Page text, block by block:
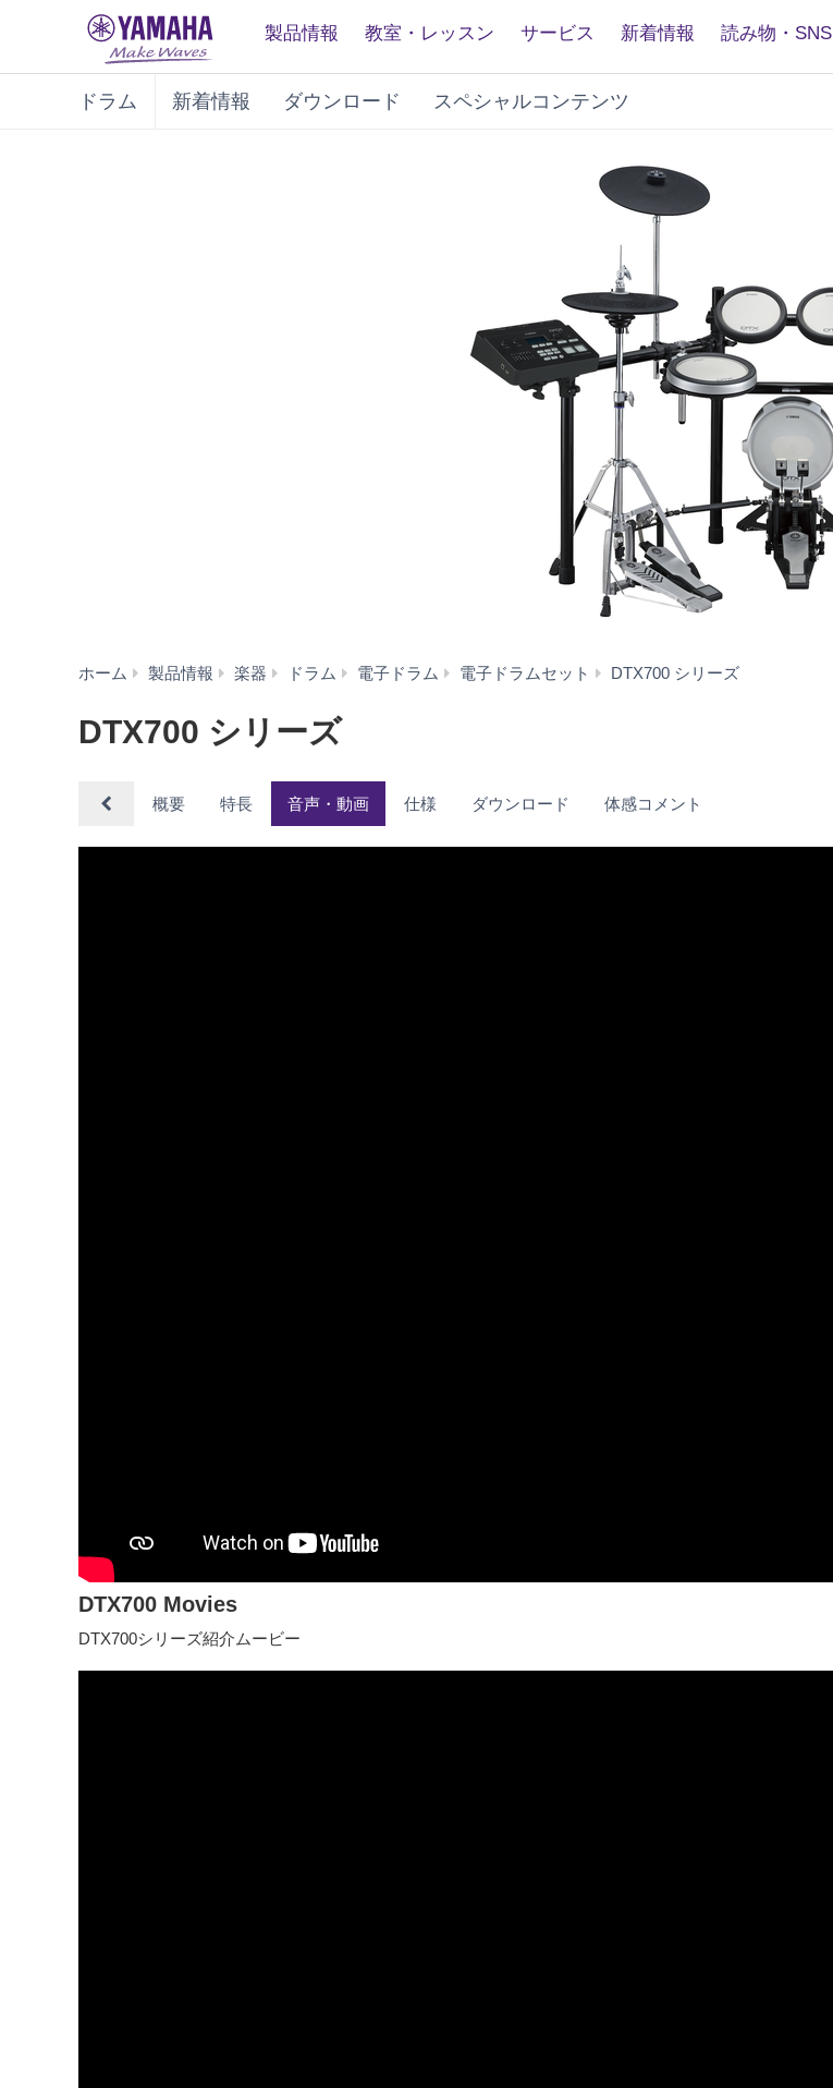
製品情報 教室・レッスン サービス 新着情報 読み物・SNS
ドラム 新着情報 ダウンロード スペシャルコンテンツ
ホーム 製品情報 楽器 ドラム 電子ドラム 電子ドラムセット DTX700 シリーズ
DTX700 シリーズ
概要 特長 音声・動画 仕様 ダウンロード 体感コメント
DTX700 Movies
DTX700シリーズ紹介ムービー